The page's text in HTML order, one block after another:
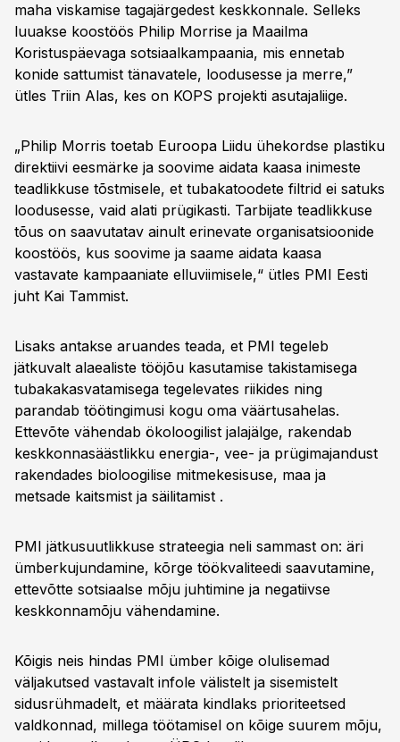
maha viskamise tagajärgedest keskkonnale. Selleks
luuakse koostöös Philip Morrise ja Maailma
Koristuspäevaga sotsiaalkampaania, mis ennetab
konide sattumist tänavatele, loodusesse ja merre,”
ütles Triin Alas, kes on KOPS projekti asutajaliige.
„Philip Morris toetab Euroopa Liidu ühekordse plastiku
direktiivi eesmärke ja soovime aidata kaasa inimeste
teadlikkuse tõstmisele, et tubakatoodete filtrid ei satuks
loodusesse, vaid alati prügikasti. Tarbijate teadlikkuse
tõus on saavutatav ainult erinevate organisatsioonide
koostöös, kus soovime ja saame aidata kaasa
vastavate kampaaniate elluviimisele,“ ütles PMI Eesti
juht Kai Tammist.
Lisaks antakse aruandes teada, et PMI tegeleb
jätkuvalt alaealiste tööjõu kasutamise takistamisega
tubakakasvatamisega tegelevates riikides ning
parandab töötingimusi kogu oma väärtusahelas.
Ettevõte vähendab ökoloogilist jalajälge, rakendab
keskkonnasäästlikku energia-, vee- ja prügimajandust
rakendades bioloogilise mitmekesisuse, maa ja
metsade kaitsmist ja säilitamist .
PMI jätkusuutlikkuse strateegia neli sammast on: äri
ümberkujundamine, kõrge töökvaliteedi saavutamine,
ettevõtte sotsiaalse mõju juhtimine ja negatiivse
keskkonnamõju vähendamine.
Kõigis neis hindas PMI ümber kõige olulisemad
väljakutsed vastavalt infole välistelt ja sisemistelt
sidusrühmadelt, et määrata kindlaks prioriteetsed
valdkonnad, millega töötamisel on kõige suurem mõju,